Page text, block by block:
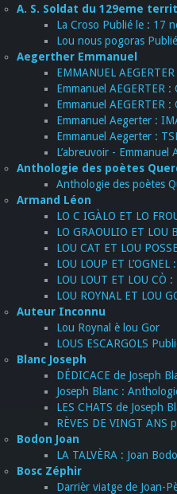
A. S. Soldat du 129eme
La Croso Publié le : 17
Lou nous pogoras
Aegerther Emmanuel
EMMANUEL
Emmanuel AEGERTER :
Emmanuel AEGERTER
Emmanuel Aegerter :
Emmanuel Aegerter :
L’abreuvoir - Emmanuel
Anthologie des poètes
Anthologie des poètes
Armand Léon
LO C IGÀLO ET LO
LO GRAOULIO ET LOU
LOU CAT ET LOU
LOU LOUP ET
LOU LOUT ET LOU CÒ
LOU ROYNAL ET LOU
Auteur Inconnu
Lou Roynal è lou Gor
LOUS ESCARGOLS
Blanc Joseph
DÉDICACE de Joseph
Joseph Blanc :
LES CHATS de Joseph
RÈVES DE VINGT ANS
Bodon Joan
LA TALVÈRA : Joan
Bosc Zéphir
Darrièr viatge de Joan-